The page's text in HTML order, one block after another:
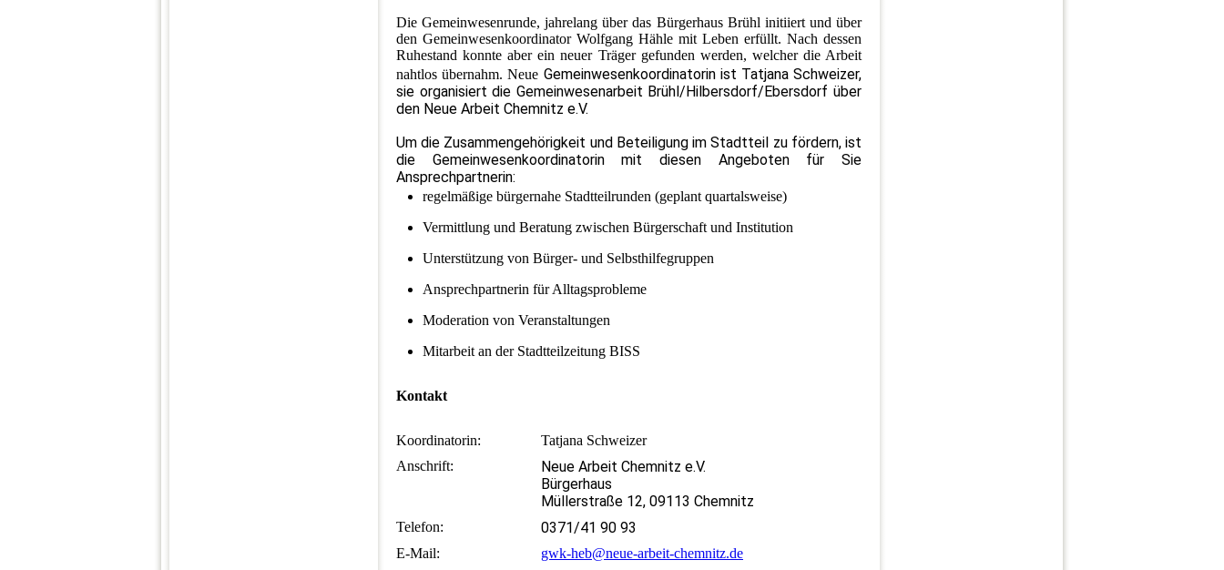
Die Gemeinwesenrunde, jahrelang über das Bürgerhaus Brühl initiiert und über
den Gemeinwesenkoordinator Wolfgang Hähle mit Leben erfüllt. Nach dessen
Ruhestand konnte aber ein neuer Träger gefunden werden, welcher die Arbeit
nahtlos übernahm. Neue Gemeinwesenkoordinatorin ist Tatjana Schweizer,
sie organisiert die Gemeinwesenarbeit Brühl/Hilbersdorf/Ebersdorf über
den Neue Arbeit Chemnitz e.V.
Um die Zusammengehörigkeit und Beteiligung im Stadtteil zu fördern, ist
die Gemeinwesenkoordinatorin mit diesen Angeboten für Sie
Ansprechpartnerin:
regelmäßige bürgernahe Stadtteilrunden (geplant quartalsweise)
Vermittlung und Beratung zwischen Bürgerschaft und Institution
Unterstützung von Bürger- und Selbsthilfegruppen
Ansprechpartnerin für Alltagsprobleme
Moderation von Veranstaltungen
Mitarbeit an der Stadtteilzeitung BISS
Kontakt
Koordinatorin:
Tatjana Schweizer
Anschrift:
Neue Arbeit Chemnitz e.V.
Bürgerhaus
Müllerstraße 12, 09113 Chemnitz
Telefon: 0371/41 90 93
E-Mail:
gwk-heb@neue-arbeit-chemnitz.de